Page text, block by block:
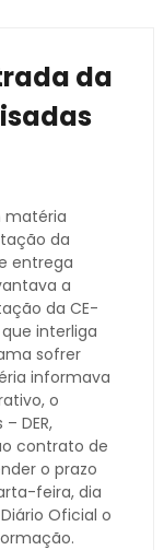
da
matéria
da
entrega
a
da CE-
interliga
sofrer
informava
o
DER,
contrato de
o prazo
feira, dia
Oficial o